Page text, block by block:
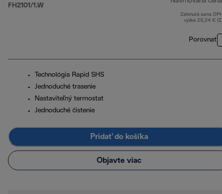
FH2101/1.W
Zahrnutá suma
výške 25,24 €
Porovnať
Technológia Rapid SHS
Jednoduché trasenie
Nastaviteľný termostat
Jednoduché čistenie
Pridať do košíka
Objavte viac